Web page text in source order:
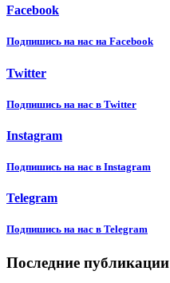
Facebook
Подпишиcь на нас на Facebook
Twitter
Подпишиcь на нас в Twitter
Instagram
Подпишиcь на нас в Instagram
Telegram
Подпишиcь на нас в Telegram
Последние публикации